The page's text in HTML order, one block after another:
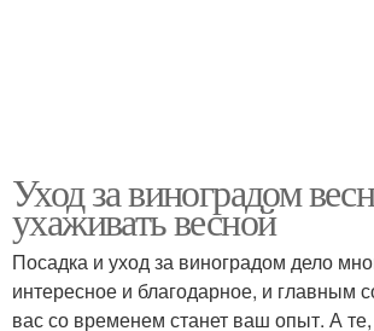
Уход за виноградом
ухаживать весной
Посадка и уход за виноградом дело
интересное и благодарное, и главным
вас со временем станет ваш опыт. А те,